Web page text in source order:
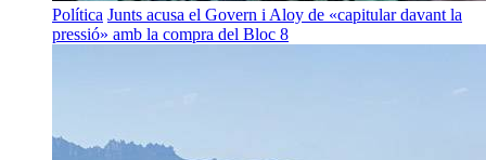
Política Junts acusa el Govern i Aloy de «capitular davant la
pressió» amb la compra del Bloc 8